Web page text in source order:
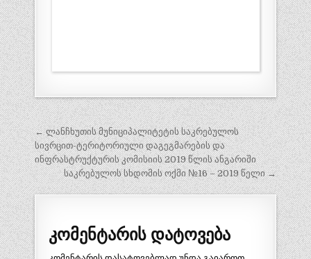
პოსტის
ნავიგაცია
← ლანჩხუთის მუნიციპალიტეტის საკრებულოს
სივრცით-ტერიტორიული დაგეგმარების და
ინფრასტრუქტურის კომისიის 2019 წლის ანგარიში
საკრებულოს სხდომის ოქმი №16 – 2019 წელი →
კომენტარის დატოვება